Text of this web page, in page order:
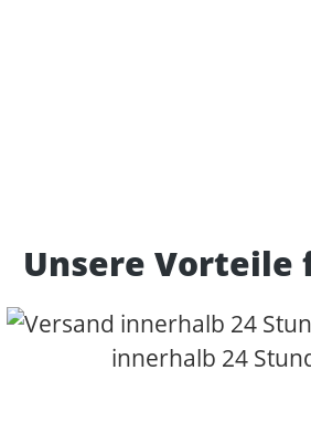
Unsere Vorteile
innerhalb 24